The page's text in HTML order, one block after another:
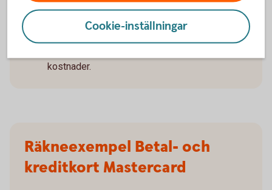
månad, lägst 150 kr. Din kreditkostnad blir
högre om du delar upp betalningen än om du
kostnader.
Räkneexempel Betal- och
kreditkort Mastercard
Cookie-inställningar